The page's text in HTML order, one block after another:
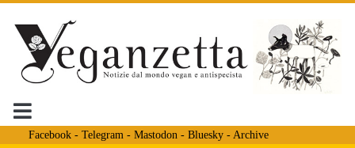
Facebook- Telegram - Mastodon - Bluesky- Archive